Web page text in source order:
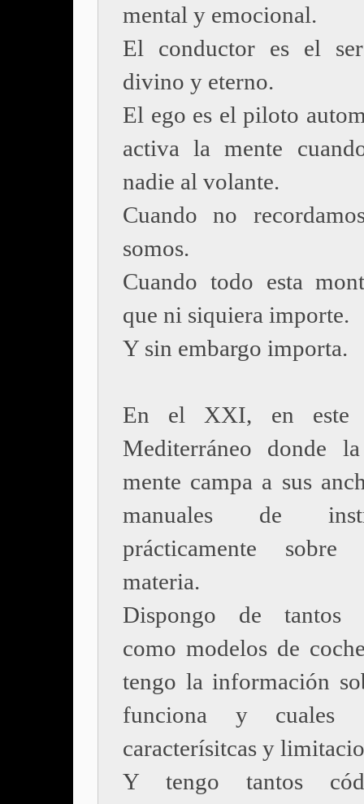
mental y emocional.
El conductor es el
divino y eterno.
El ego es el piloto
activa la mente
nadie al volante.
Cuando no
somos.
Cuando todo esta
que ni siquiera importe.
Y sin embargo importa.
En el XXI, en este
Mediterráneo donde
mente campa a sus
manuales de
prácticamente sobre
materia.
Dispongo de tantos
como modelos de
tengo la información
funciona y cuales
caracterísitcas y
Y tengo tantos